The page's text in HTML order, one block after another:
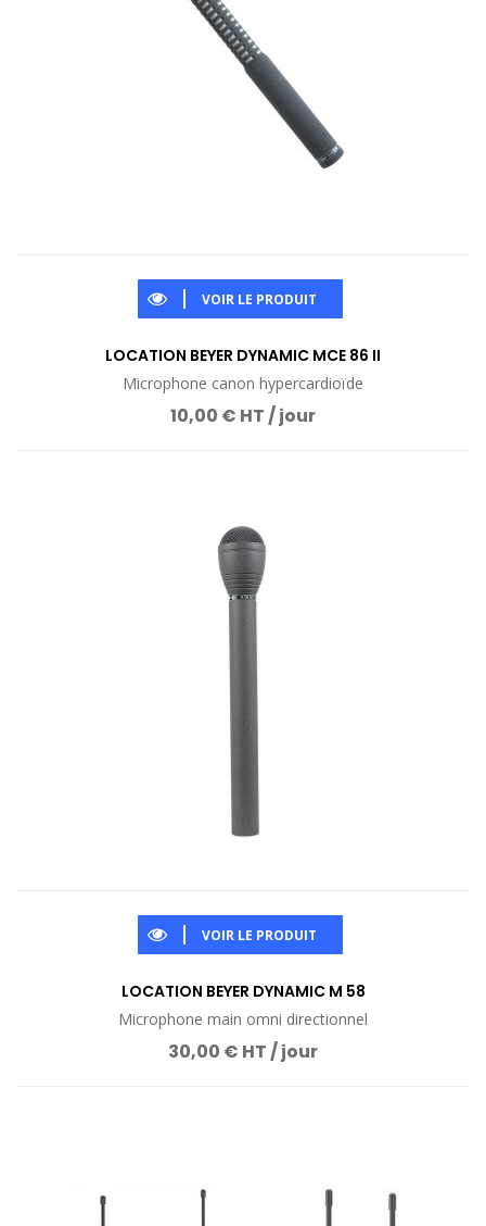
VOIR LE PRODUIT
LOCATION BEYER DYNAMIC MCE 86 II
Microphone canon hypercardioïde
10,00 € HT / jour
VOIR LE PRODUIT
LOCATION BEYER DYNAMIC M 58
Microphone main omni directionnel
30,00 € HT / jour